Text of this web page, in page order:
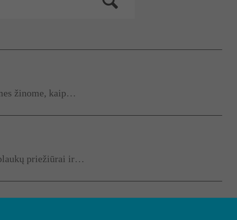
žinome, kaip…
priežiūrai ir…